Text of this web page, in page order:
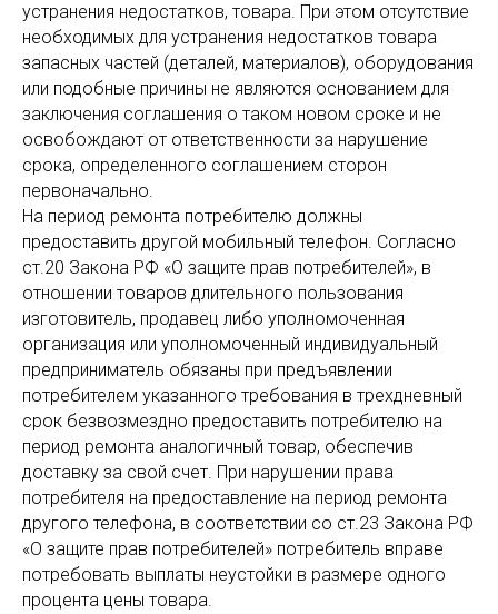
устранения недостатков, товара. При этом отсутствие
необходимых для устранения недостатков товара
запасных частей (деталей, материалов), оборудования
или подобные причины не являются основанием для
заключения соглашения о таком новом сроке и не
освобождают от ответственности за нарушение
срока, определенного соглашением сторон
первоначально.
На период ремонта потребителю должны
предоставить другой мобильный телефон. Согласно
ст.20 Закона РФ «О защите прав потребителей», в
отношении товаров длительного пользования
изготовитель, продавец либо уполномоченная
организация или уполномоченный индивидуальный
предприниматель обязаны при предъявлении
потребителем указанного требования в трехдневный
срок безвозмездно предоставить потребителю на
период ремонта аналогичный товар, обеспечив
доставку за свой счет. При нарушении права
потребителя на предоставление на период ремонта
другого телефона, в соответствии со ст.23 Закона РФ
«О защите прав потребителей» потребитель вправе
потребовать выплаты неустойки в размере одного
процента цены товара.